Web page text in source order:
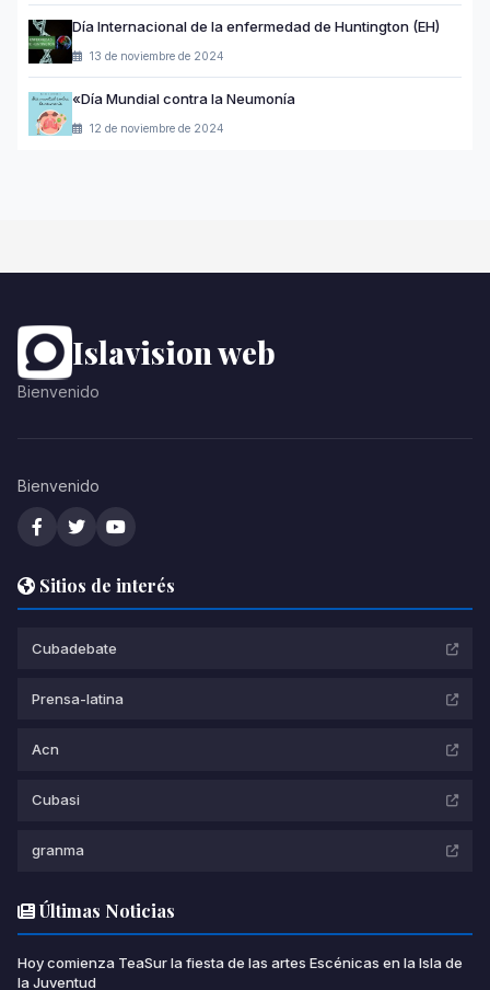
Día Internacional de la enfermedad de Huntington (EH)
13 de noviembre de 2024
«Día Mundial contra la Neumonía
12 de noviembre de 2024
Islavision web
Bienvenido
Bienvenido
Sitios de interés
Cubadebate
Prensa-latina
Acn
Cubasi
granma
Últimas Noticias
Hoy comienza TeaSur la fiesta de las artes Escénicas en la Isla de
la Juventud